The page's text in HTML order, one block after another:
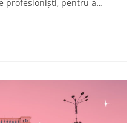
profesioniști, pentru a…